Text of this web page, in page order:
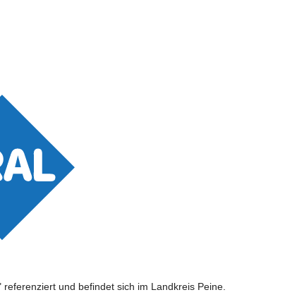
und befindet sich im Landkreis Peine.